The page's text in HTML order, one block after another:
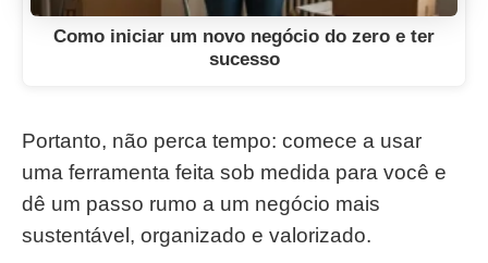
Como iniciar um novo negócio do zero e ter
sucesso
Portanto, não perca tempo: comece a usar
uma ferramenta feita sob medida para você e
dê um passo rumo a um negócio mais
sustentável, organizado e valorizado.